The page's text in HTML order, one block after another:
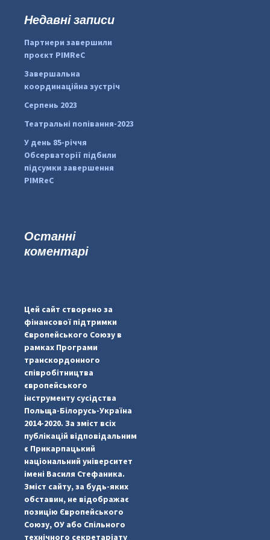
#PipIvanToday
pimrec_project
#PipIvanToday
:Недавні записи
Партнери завершили
проєкт PIMReC
Завершальна
координаційна зустріч
Серпень 2023
Театральні попівання-2023
У день 85-річчя
Обсерваторії підбили
підсумки завершення
PIMReC
Останні
коментарі
Цей сайт створено за
фінансової підтримки
Європейського Союзу в
рамках Програми
транскордонного
співробітництва
європейського
інструменту сусідства
Польща-Білорусь-Україна
2014-2020. За зміст всіх
публікацій відповідальним
є Прикарпацький
національний університет
імені Василя Стефаника.
Зміст сайту, за будь-яких
обставин, не відображає
позицію Європейського
Союзу, ОУ або Спільного
технічного секретаріату